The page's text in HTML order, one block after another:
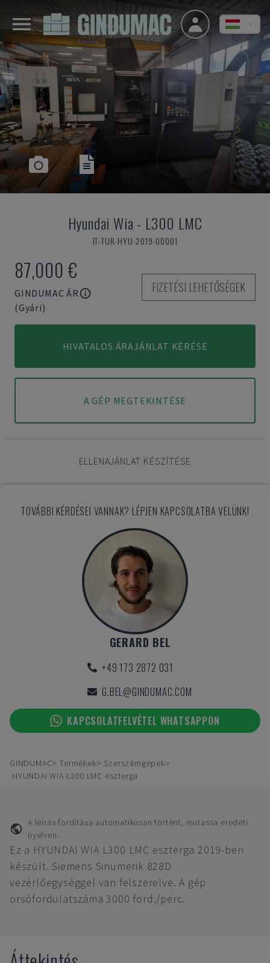
Hyundai Wia - L300 LMC
IT-TUR-HYU-2019-00001
87,000 €
GINDUMAC ÁR
(Gyári)
FIZETÉSI LEHETŐSÉGEK
HIVATALOS ÁRAJÁNLAT KÉRÉSE
A GÉP MEGTEKINTÉSE
ELLENAJÁNLAT KÉSZÍTÉSE
TOVÁBBI KÉRDÉSEI VANNAK? LÉPJEN KAPCSOLATBA VELÜNK!
GERARD BEL
+49 173 2872 031
G.BEL@GINDUMAC.COM
KAPCSOLATFELVÉTEL WHATSAPPON
GINDUMAC Termékek
Szerszámgépek
HYUNDAI WIA L300 LMC eszterga
A leírás fordítása automatikusan történt, mutassa eredeti
nyelven.
Ez a HYUNDAI WIA L300 LMC eszterga 2019-ben
készült. Siemens Sinumerik 828D
vezérlőegységgel van felszerelve. A gép
orsófordulatszáma 3000 ford./perc.